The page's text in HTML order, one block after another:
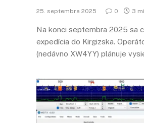
25. septembra 2025 0 3
Na konci septembra 2025 sa
expedícia do Kirgizska.
(nedávno XW4YY) plánuje